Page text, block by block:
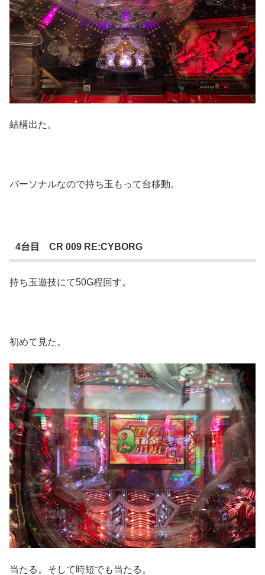
結構出た。
パーソナルなので持ち玉もって台移動。
4台目 CR 009 RE:CYBORG
持ち玉遊技にて50G程回す。
初めて見た。
当たる。そして時短でも当たる。